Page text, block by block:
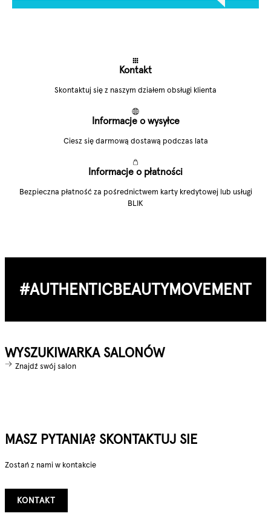
Informacje o płatności
Bezpieczna płatność za pośrednictwem karty kredytowej lub usługi
BLIK
Informacje o wysyłce
Ciesz się darmową dostawą podczas lata
Kontakt
Skontaktuj się z naszym działem obsługi klienta
#AUTHENTIC­BEAUTY­MOVEMENT
WYSZUKIWARKA SALONÓW
Znajdź swój salon
MASZ PYTANIA? SKONTAKTUJ SIE
Zostań z nami w kontakcie
KONTAKT